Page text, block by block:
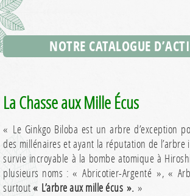
NOTRE CATALOGUE
La Chasse aux Mille Écus
« Le Ginkgo Biloba est un arbre d’exception
des millénaires et ayant la réputation de
survie incroyable à la bombe atomique à
plusieurs noms : « Abricotier-Argenté », «
surtout« L’arbre aux mille écus ». »